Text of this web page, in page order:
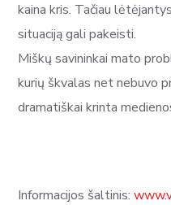
kaina kris. Tačiau
situaciją gali pakeisti.
Miškų savininkai mato
kurių škvalas net nebuvo
dramatiškai krinta
Informacijos šaltinis: